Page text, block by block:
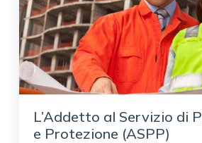
L’Addetto al Servizio di
e Protezione (ASPP)